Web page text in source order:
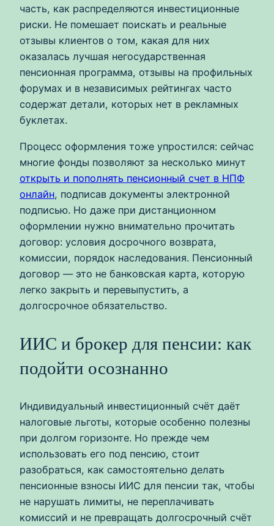
часть, как распределяются инвестиционные
риски. Не помешает поискать и реальные
отзывы клиентов о том, какая для них
оказалась лучшая негосударственная
пенсионная программа, отзывы на профильных
форумах и в независимых рейтингах часто
содержат детали, которых нет в рекламных
буклетах.
Процесс оформления тоже упростился: сейчас
многие фонды позволяют за несколько минут
открыть и пополнять пенсионный счет в НПФ
онлайн, подписав документы электронной
подписью. Но даже при дистанционном
оформлении нужно внимательно прочитать
договор: условия досрочного возврата,
комиссии, порядок наследования. Пенсионный
договор — это не банковская карта, которую
легко закрыть и перевыпустить, а
долгосрочное обязательство.
ИИС и брокер для пенсии: как
подойти осознанно
Индивидуальный инвестиционный счёт даёт
налоговые льготы, которые особенно полезны
при долгом горизонте. Но прежде чем
использовать его под пенсию, стоит
разобраться, как самостоятельно делать
пенсионные взносы ИИС для пенсии так, чтобы
не нарушать лимиты, не переплачивать
комиссий и не превращать долгосрочный счёт